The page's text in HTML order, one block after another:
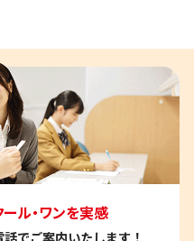
ル・ワンを実感